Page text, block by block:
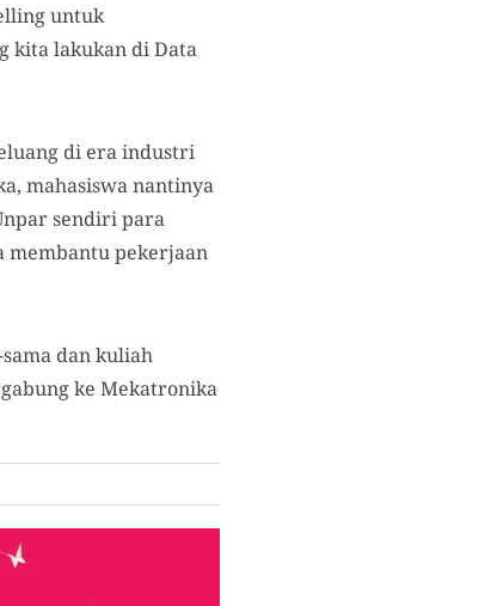
untuk
kita lakukan di Data
di era industri
mahasiswa nantinya
sendiri para
membantu pekerjaan
dan kuliah
ke Mekatronika